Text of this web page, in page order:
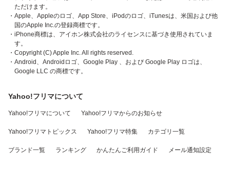
ただけます。
・Apple、Appleのロゴ、App Store、iPodのロゴ、iTunesは、米国および他
国のApple Inc.の登録商標です。
・iPhone商標は、アイホン株式会社のライセンスに基づき使用されていま
す。
・Copyright (C) Apple Inc. All rights reserved.
・Android、Androidロゴ、Google Play 、および Google Play ロゴは、
Google LLC の商標です。
Yahoo!フリマについて
Yahoo!フリマについて Yahoo!フリマからのお知らせ
Yahoo!フリマトピックス Yahoo!フリマ特集 カテゴリ一覧
ブランド一覧 ランキング かんたんご利用ガイド メール通知設定